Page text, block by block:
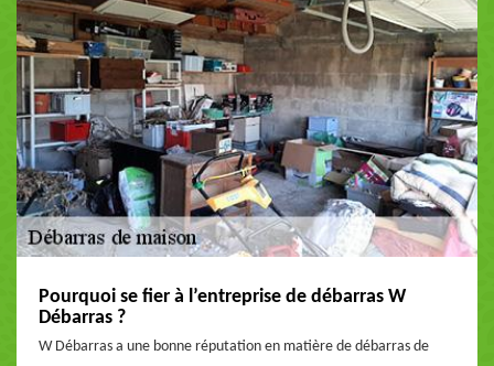
Pourquoi se fier à l’entreprise de débarras W
Débarras ?
W Débarras a une bonne réputation en matière de débarras de